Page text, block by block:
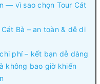
— vì sao chọn Tour Cát
Bà – an toàn & dễ di
phí – kết bạn dễ dàng
không bao giờ khiến